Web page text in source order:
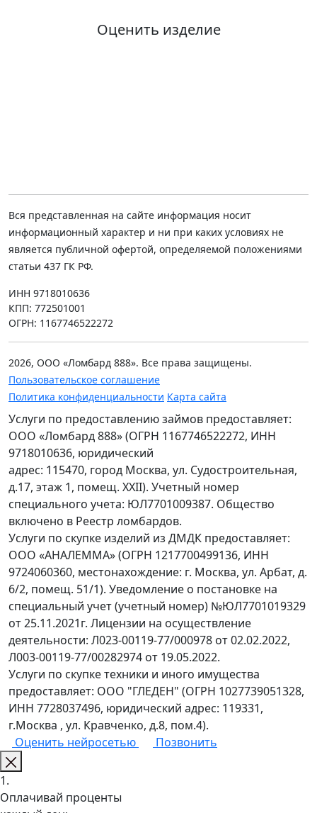
Оценить изделие
Вся представленная на сайте информация носит
информационный характер и ни при каких условиях не
является публичной офертой, определяемой положениями
статьи 437 ГК РФ.
ИНН 9718010636
КПП: 772501001
ОГРН: 1167746522272
2026, ООО «Ломбард 888». Все права защищены.
Пользовательское соглашение
Политика конфиденциальности Карта сайта
Услуги по предоставлению займов предоставляет:
ООО «Ломбард 888» (ОГРН 1167746522272, ИНН
9718010636, юридический
адрес: 115470, город Москва, ул. Судостроительная,
д.17, этаж 1, помещ. XXII). Учетный номер
специального учета: ЮЛ7701009387. Общество
включено в Реестр ломбардов.
Услуги по скупке изделий из ДМДК предоставляет:
ООО «АНАЛЕММА» (ОГРН 1217700499136, ИНН
9724060360, местонахождение: г. Москва, ул. Арбат, д.
6/2, помещ. 51/1). Уведомление о постановке на
специальный учет (учетный номер) №ЮЛ7701019329
от 25.11.2021г. Лицензии на осуществление
деятельности: Л023-00119-77/000978 от 02.02.2022,
Л003-00119-77/00282974 от 19.05.2022.
Услуги по скупке техники и иного имущества
предоставляет: ООО "ГЛЕДЕН" (ОГРН 1027739051328,
ИНН 7728037496, юридический адрес: 119331,
г.Москва , ул. Кравченко, д.8, пом.4).
Оценить нейросетью
Позвонить
1.
Оплачивай проценты